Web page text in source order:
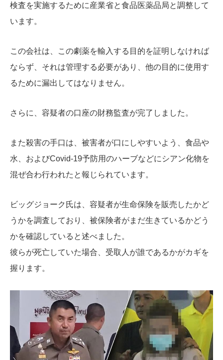
検査を実施するために産業省と食品医薬品局と調整して
います。
この会社は、この劇薬を輸入する目的を証明しなければ
ならず、それは管理する必要があり、他の目的に使用す
るために漏出してはなりません。
さらに、容疑者の口座の財務監査が完了しました。
また殺害の手口は、被害者が口にしやすいよう、食品や
水、およびCovid-19予防用のハーブなどにシアン化物を
混ぜ合わ行われたと報じられています。
ビッグジョーク氏は、容疑者が生命保険を販売したかど
うかを調査しており、被保険者がまだ生きているかどう
かを確認していると述べました。
彼らが死亡していた場合、受取人が誰であるかがカギを
握ります。